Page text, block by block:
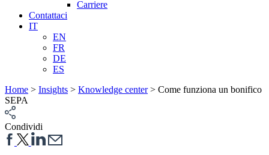
Carriere
Contattaci
IT
EN
FR
DE
ES
Home > Insights > Knowledge center> Come funziona un bonifico
SEPA
Condividi